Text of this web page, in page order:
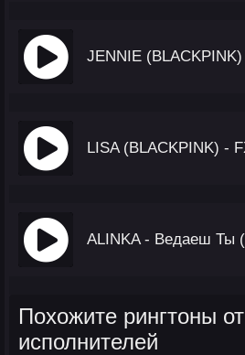
Похожите рингтоны
исполнителей